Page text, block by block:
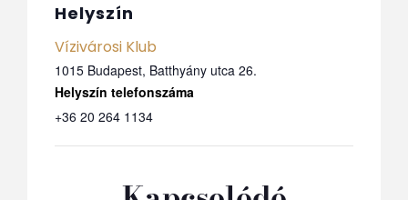
Helyszín
Vízivárosi Klub
1015 Budapest, Batthyány utca 26.
+36 20 264 1134